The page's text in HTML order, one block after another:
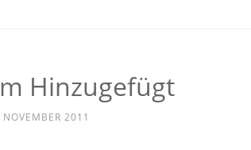
Hinzugefügt
2011